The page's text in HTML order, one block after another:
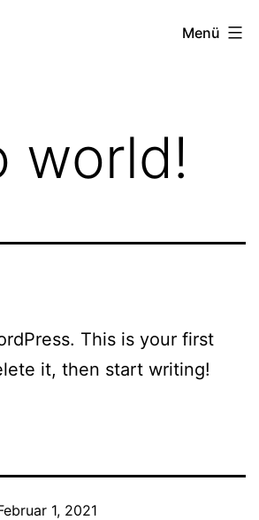
Menü
world!
This is your first
it, then start writing!
1, 2021